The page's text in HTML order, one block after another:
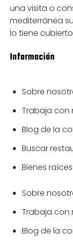
una visita o
mediterránea
lo tiene
Información
Sobre
Trabaja con
Blog de la
Buscar
Bienes raíces
Sobre
Trabaja con
Blog de la